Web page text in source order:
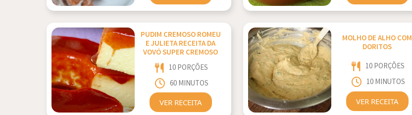
PUDIM CREMOSO ROMEU
E JULIETA RECEITA DA
VOVÓ SUPER CREMOSO
10 PORÇÕES
60 MINUTOS
VER RECEITA
MOLHO DE ALHO COM
DORITOS
10 PORÇÕES
10 MINUTOS
VER RECEITA